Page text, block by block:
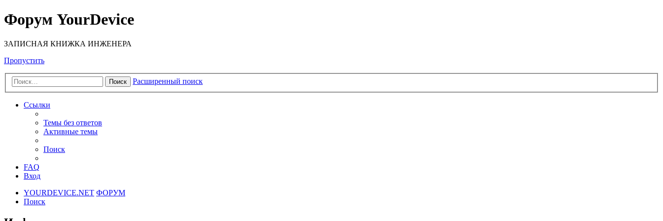
Форум YourDevice
ЗАПИСНАЯ КНИЖКА ИНЖЕНЕРА
Пропустить
Поиск Расширенный поиск
Ссылки
Темы без ответов
Активные темы
Поиск
FAQ
Вход
YOURDEVICE.NET ФОРУМ
Поиск